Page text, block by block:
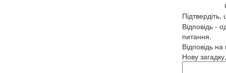
Відповідь -
питання.
Відповідь
Нову